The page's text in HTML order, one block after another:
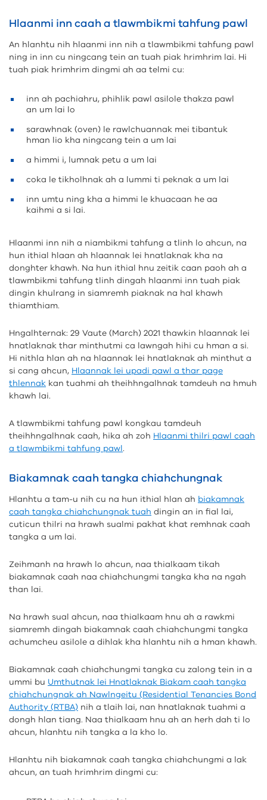
Hlaanmi inn caah a tlawmbikmi tahfung pawl
An hlanhtu nih hlaanmi inn nih a tlawmbikmi tahfung pawl
ning in inn cu ningcang tein an tuah piak hrimhrim lai. Hi
tuah piak hrimhrim dingmi ah aa telmi cu:
inn ah pachiahru, phihlik pawl asilole thakza pawl
an um lai lo
sarawhnak (oven) le rawlchuannak mei tibantuk
hman lio kha ningcang tein a um lai
a himmi i, lumnak petu a um lai
coka le tikholhnak ah a lummi ti peknak a um lai
inn umtu ning kha a himmi le khuacaan he aa
kaihmi a si lai.
Hlaanmi inn nih a niambikmi tahfung a tlinh lo ahcun, na
hun ithial hlaan ah hlaannak lei hnatlaknak kha na
donghter khawh. Na hun ithial hnu zeitik caan paoh ah a
tlawmbikmi tahfung tlinh dingah hlaanmi inn tuah piak
dingin khulrang in siamremh piaknak na hal khawh
thiamthiam.
Hngalhternak: 29 Vaute (March) 2021 thawkin hlaannak lei
hnatlaknak thar minthutmi ca lawngah hihi cu hman a si.
Hi nithla hlan ah na hlaannak lei hnatlaknak ah minthut a
si cang ahcun, Hlaannak lei upadi pawl a thar page
thlennak kan tuahmi ah theihhngalhnak tamdeuh na hmuh
khawh lai.
A tlawmbikmi tahfung pawl kongkau tamdeuh
theihhngalhnak caah, hika ah zoh Hlaanmi thilri pawl caah
a tlawmbikmi tahfung pawl.
Biakamnak caah tangka chiahchungnak
Hlanhtu a tam-u nih cu na hun ithial hlan ah biakamnak
caah tangka chiahchungnak tuah dingin an in fial lai,
cuticun thilri na hrawh sualmi pakhat khat remhnak caah
tangka a um lai.
Zeihmanh na hrawh lo ahcun, naa thialkaam tikah
biakamnak caah naa chiahchungmi tangka kha na ngah
than lai.
Na hrawh sual ahcun, naa thialkaam hnu ah a rawkmi
siamremh dingah biakamnak caah chiahchungmi tangka
achumcheu asilole a dihlak kha hlanhtu nih a hman khawh.
Biakamnak caah chiahchungmi tangka cu zalong tein in a
ummi bu Umthutnak lei Hnatlaknak Biakam caah tangka
chiahchungnak ah Nawlngeitu (Residential Tenancies Bond
Authority (RTBA) nih a tlaih lai, nan hnatlaknak tuahmi a
dongh hlan tiang. Naa thialkaam hnu ah an herh dah ti lo
ahcun, hlanhtu nih tangka a la kho lo.
Hlanhtu nih biakamnak caah tangka chiahchungmi a lak
ahcun, an tuah hrimhrim dingmi cu: